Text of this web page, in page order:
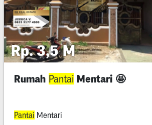
Rp. 3,5 M
Rumah Pantai Mentari 🤩
Pantai Mentari